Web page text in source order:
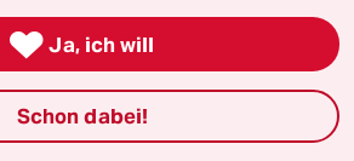
 Ja, ich will
Schon dabei!